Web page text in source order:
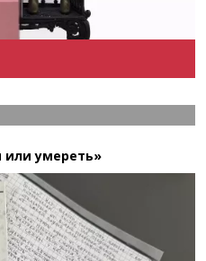
или умереть»